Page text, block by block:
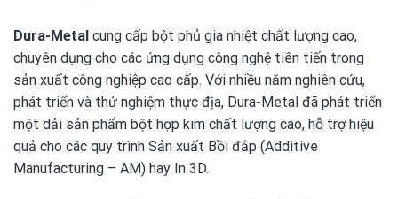
Dura-Metal cung cấp bột phủ gia nhiệt chất lượng cao,
chuyên dụng cho các ứng dụng công nghệ tiên tiến trong
sản xuất công nghiệp cao cấp. Với nhiều năm nghiên cứu,
phát triển và thử nghiệm thực địa, Dura-Metal đã phát triển
một dải sản phẩm bột hợp kim chất lượng cao, hỗ trợ hiệu
quả cho các quy trình Sản xuất Bồi đắp (Additive
Manufacturing – AM) hay In 3D.